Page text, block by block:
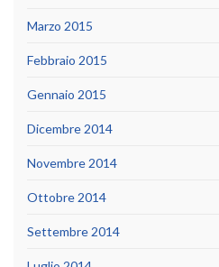
Marzo 2015
Febbraio 2015
Gennaio 2015
Dicembre 2014
Novembre 2014
Ottobre 2014
Settembre 2014